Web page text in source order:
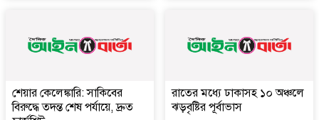
শেয়ার কেলেঙ্কারি: সাকিবের
বিরুদ্ধে তদন্ত শেষ পর্যায়ে, দ্রুত
রাতের মধ্যে ঢাকাসহ ১০ অঞ্চলে
ঝড়বৃষ্টির পূর্বাভাস